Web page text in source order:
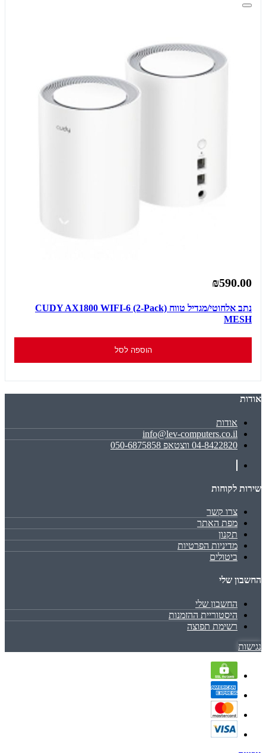
₪590.00
נתב אלחוטי/מגדיל טווח CUDY AX1800 WIFI-6 (2-Pack)
MESH
הוספה לסל
אודות
אודות
info@lev-computers.co.il
04-8422820 ווצטאפ 050-6875858
שירות לקוחות
צרו קשר
מפת האתר
תקנון
מדיניות הפרטיות
ביטולים
החשבון שלי
החשבון שלי
היסטוריית ההזמנות
רשימת תפוצה
נגישות